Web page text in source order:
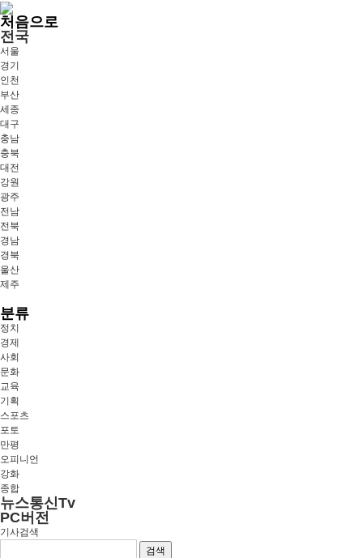
처음으로
전국
서울
경기
인천
부산
세종
대구
충남
충북
대전
강원
광주
전남
전북
경남
경북
울산
제주
분류
정치
경제
사회
문화
교육
기획
스포츠
포토
만평
오피니언
강화
종합
뉴스통신Tv
PC버전
기사검색
검색